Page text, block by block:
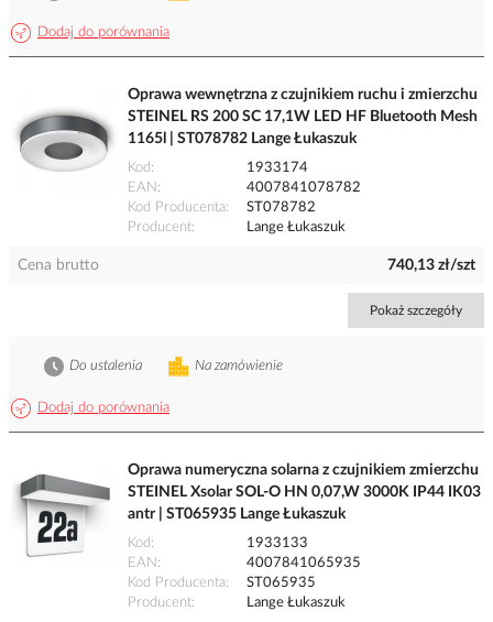
Dodaj do porównania
Oprawa wewnętrzna z czujnikiem ruchu i zmierzchu
STEINEL RS 200 SC 17,1W LED HF Bluetooth Mesh
1165l | ST078782 Lange Łukaszuk
Kod
1933174
EAN
4007841078782
Kod Producenta
ST078782
Producent
Lange Łukaszuk
Cena brutto 740,13 zł/szt
Pokaż szczegóły
Dodaj do porównania
Na zamówienie
Do ustalenia
Oprawa numeryczna solarna z czujnikiem zmierzchu
STEINEL Xsolar SOL-O HN 0,07,W 3000K IP44 IK03
antr | ST065935 Lange Łukaszuk
Kod
1933133
EAN
4007841065935
Kod Producenta
ST065935
Producent
Lange Łukaszuk